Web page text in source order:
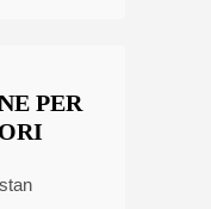
PER